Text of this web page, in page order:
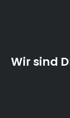
Wir sind